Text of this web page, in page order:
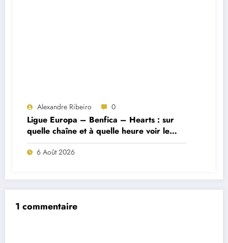
Alexandre Ribeiro 0
Ligue Europa – Benfica – Hearts : sur
quelle chaîne et à quelle heure voir le
match ?
6 Août 2026
1 commentaire